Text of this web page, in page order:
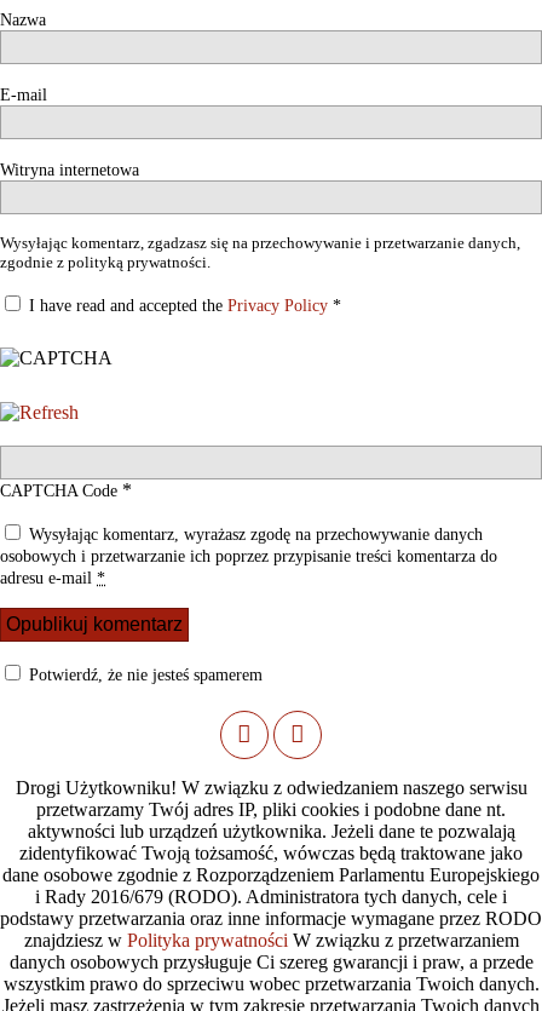
Nazwa
E-mail
Witryna internetowa
Wysyłając komentarz, zgadzasz się na przechowywanie i przetwarzanie danych,
zgodnie z polityką prywatności.
I have read and accepted the Privacy Policy *
CAPTCHA Code *
Wysyłając komentarz, wyrażasz zgodę na przechowywanie danych
osobowych i przetwarzanie ich poprzez przypisanie treści komentarza do
adresu e-mail *
Potwierdź, że nie jesteś spamerem
Drogi Użytkowniku! W związku z odwiedzaniem naszego serwisu
przetwarzamy Twój adres IP, pliki cookies i podobne dane nt.
aktywności lub urządzeń użytkownika. Jeżeli dane te pozwalają
zidentyfikować Twoją tożsamość, wówczas będą traktowane jako
dane osobowe zgodnie z Rozporządzeniem Parlamentu Europejskiego
i Rady 2016/679 (RODO). Administratora tych danych, cele i
podstawy przetwarzania oraz inne informacje wymagane przez RODO
znajdziesz w Polityka prywatności W związku z przetwarzaniem
danych osobowych przysługuje Ci szereg gwarancji i praw, a przede
wszystkim prawo do sprzeciwu wobec przetwarzania Twoich danych.
Jeżeli masz zastrzeżenia w tym zakresie przetwarzania Twoich danych